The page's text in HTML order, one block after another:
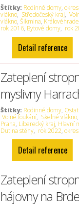
Štítky: Rodinné domy,
vlákno, Středočeský kraj,
vlákno,Šikmina,
rok 2016, Bytové domy, rok
Detail reference
Zateplení
myslivny
Štítky: Rodinné domy,
Volné foukání, Skelné vlákno
Praha, Liberecký kraj, Hlavní
Dutina stěny, rok 2022,
Detail reference
Zateplení
hájovny na